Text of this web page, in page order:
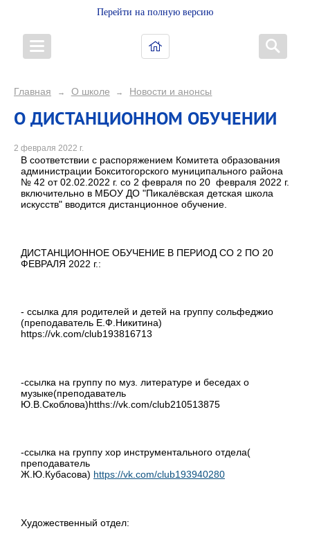
Перейти на полную версию
Главная → О школе → Новости и анонсы
О ДИСТАНЦИОННОМ ОБУЧЕНИИ
2 февраля 2022 г.
В соответствии с распоряжением Комитета образования
администрации Бокситогорского муниципального района
№ 42 от 02.02.2022 г. со 2 февраля по 20 февраля 2022 г.
включительно в МБОУ ДО "Пикалёвская детская школа
искусств" вводится дистанционное обучение.
ДИСТАНЦИОННОЕ ОБУЧЕНИЕ В ПЕРИОД СО 2 ПО 20
ФЕВРАЛЯ 2022 г.:
- ссылка для родителей и детей на группу сольфеджио
(преподаватель Е.Ф.Никитина)
https://vk.com/club193816713
-ссылка на группу по муз. литературе и беседах о
музыке(преподаватель
Ю.В.Скоблова)htths://vk.com/club210513875
-ссылка на группу хор инструментального отдела(
преподаватель
Ж.Ю.Кубасова) https://vk.com/club193940280
Художественный отдел: